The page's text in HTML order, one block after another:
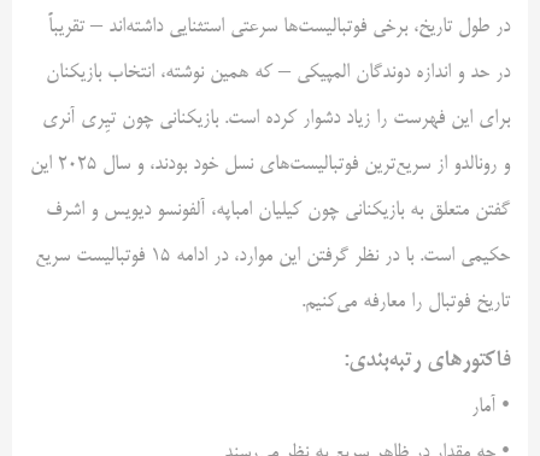
در طول تاریخ، برخی فوتبالیست‌ها سرعتی استثنایی داشته‌اند – تقریباً
در حد و اندازه دوندگان المپیکی – که همین نوشته، انتخاب بازیکنان
برای این فهرست را زیاد دشوار کرده است. بازیکنانی چون تیِری آنری
و رونالدو از سریع‌ترین‌ فوتبالیست‌های نسل خود بودند، و سال ۲۰۲۵ این
گفتن متعلق به بازیکنانی چون کیلیان امباپه، آلفونسو دیویس و اشرف
حکیمی است. با در نظر گرفتن این موارد، در ادامه ۱۵ فوتبالیست سریع
تاریخ فوتبال را معارفه می‌کنیم.
فاکتورهای رتبه‌بندی:
• آمار